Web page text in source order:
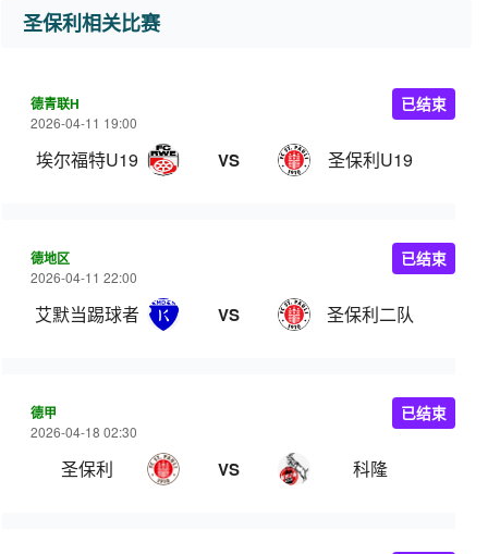
圣保利相关比赛
德青联H
2026-04-11 19:00
埃尔福特U19 VS 圣保利U19
已结束
德地区
2026-04-11 22:00
艾默当踢球者 VS 圣保利二队
已结束
德甲
2026-04-18 02:30
圣保利 VS 科隆
已结束